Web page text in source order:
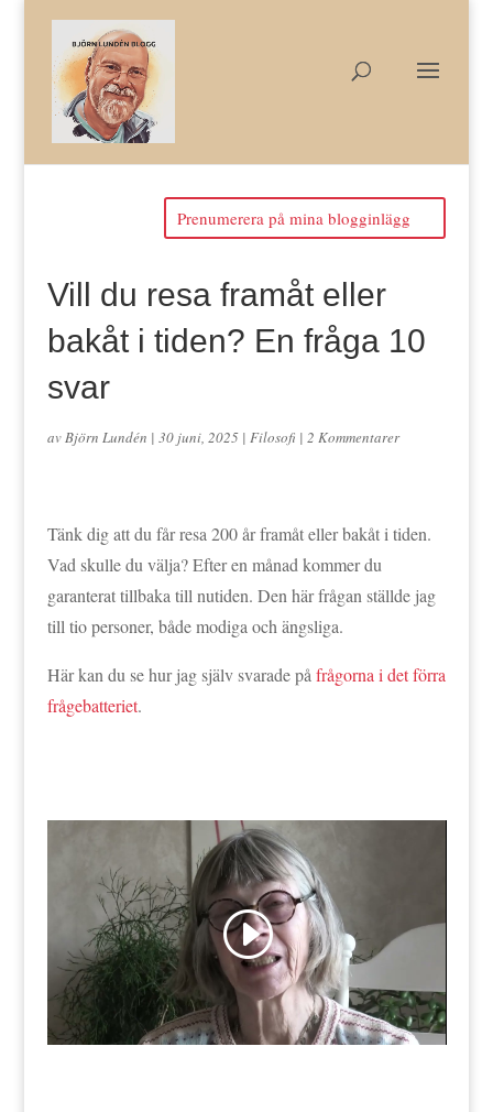
Prenumerera på mina blogginlägg
Vill du resa framåt eller
bakåt i tiden? En fråga 10
svar
avBjörn Lundén | 30 juni, 2025| Filosofi | 2 Kommentarer
Tänk dig att du får resa 200 år framåt eller bakåt i tiden.
Vad skulle du välja? Efter en månad kommer du
garanterat tillbaka till nutiden. Den här frågan ställde jag
till tio personer, både modiga och ängsliga.
Här kan du se hur jag själv svarade på frågorna i det förra
frågebatteriet.